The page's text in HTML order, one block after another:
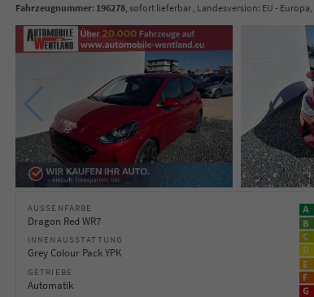
Fahrzeugnummer: 196278, sofort lieferbar, Landesversion: EU - Europa,
AUSSENFARBE
Dragon Red WR7
INNENAUSSTATTUNG
Grey Colour Pack YPK
GETRIEBE
Automatik